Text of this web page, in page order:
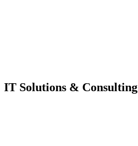
IT Solutions & Consulting